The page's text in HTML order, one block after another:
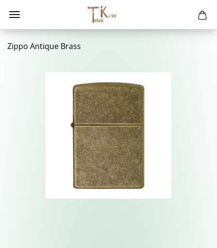
Zippo An­tique Brass